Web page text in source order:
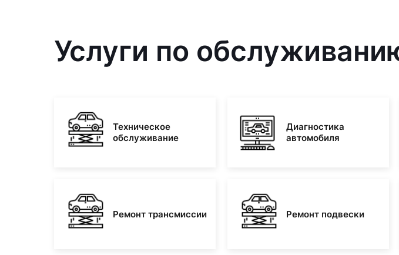
Услуги по
Техническое
обслуживание
Диагностика
автомобиля
Ремонт трансмиссии Ремонт подвески